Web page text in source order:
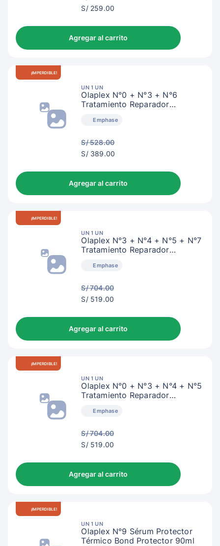
S/
S/ 259.00
Agregar al carrito
¡IMPERDIBLE!
UN 1 UN
Olaplex N°0 + N°3 + N°6
Tratamiento Reparador
Emphase
S/ 528.00
S/
S/ 389.00
Agregar al carrito
¡IMPERDIBLE!
UN 1 UN
Olaplex N°3 + N°4 + N°5 + N°7
Tratamiento Reparador
Emphase
S/ 704.00
S/
S/ 519.00
Agregar al carrito
¡IMPERDIBLE!
UN 1 UN
Olaplex N°0 + N°3 + N°4 + N°5
Tratamiento Reparador
Emphase
S/ 704.00
S/
S/ 519.00
Agregar al carrito
¡IMPERDIBLE!
UN 1 UN
Olaplex N°9 Sérum Protector
Térmico Bond Protector 90ml